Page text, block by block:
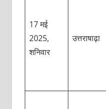
17 मई
2025,
शनिवार
उत्तराषाढ़ा